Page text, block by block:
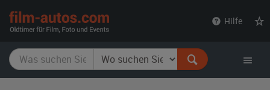
Hilfe